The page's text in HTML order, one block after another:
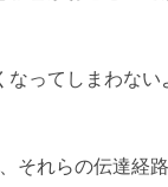
ってしまわない
れらの伝達経